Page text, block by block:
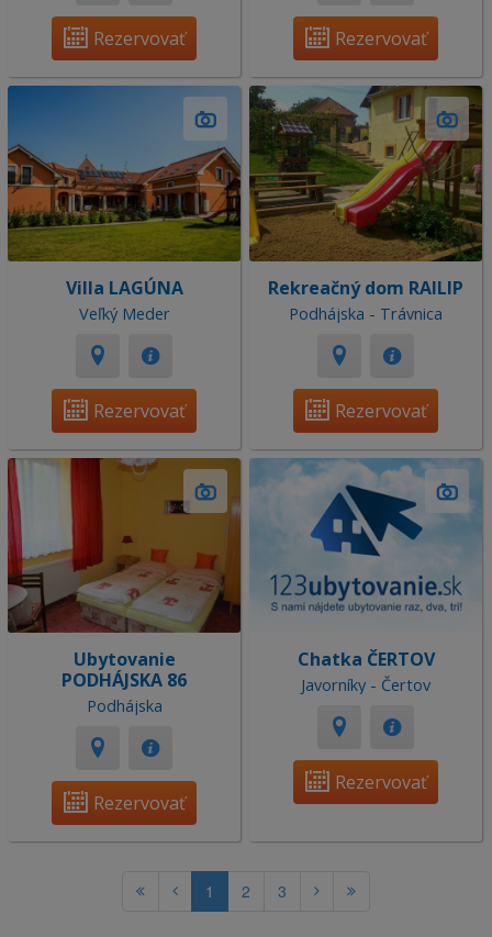
Rezervovať Rezervovať
Villa LAGÚNA
Veľký Meder
Rezervovať
Rekreačný dom RAILIP
Podhájska - Trávnica
Rezervovať
Ubytovanie
PODHÁJSKA 86
Podhájska
Rezervovať
Chatka ČERTOV
Javorníky - Čertov
Rezervovať
1 2 3